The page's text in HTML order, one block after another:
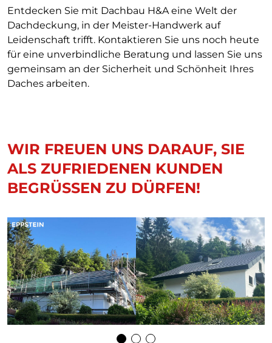
Entdecken Sie mit Dachbau H&A eine Welt der
Dachdeckung, in der Meister-Handwerk auf
Leidenschaft trifft. Kontaktieren Sie uns noch heute
für eine unverbindliche Beratung und lassen Sie uns
gemeinsam an der Sicherheit und Schönheit Ihres
Daches arbeiten.
WIR FREUEN UNS DARAUF, SIE
ALS ZUFRIEDENEN KUNDEN
BEGRÜSSEN ZU DÜRFEN!